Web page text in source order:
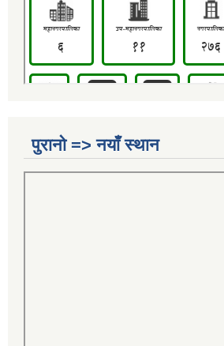
पुरानो => नयाँ स्थान